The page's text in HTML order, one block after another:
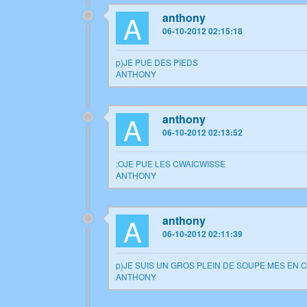
A anthony
06-10-2012 02:15:18
p)JE PUE DES PIEDS
ANTHONY
A anthony
06-10-2012 02:13:52
:OJE PUE LES CWAICWISSE
ANTHONY
A anthony
06-10-2012 02:11:39
p)JE SUIS UN GROS PLEIN DE SOUPE MES EN
ANTHONY